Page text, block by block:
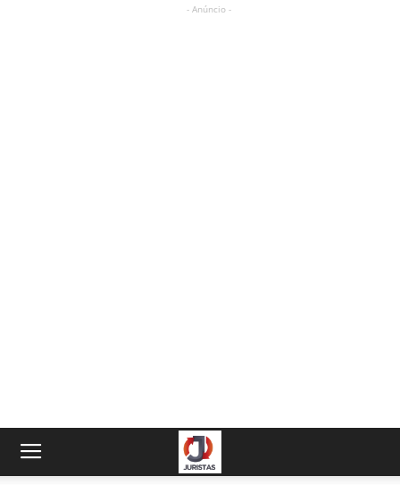
- Anúncio -